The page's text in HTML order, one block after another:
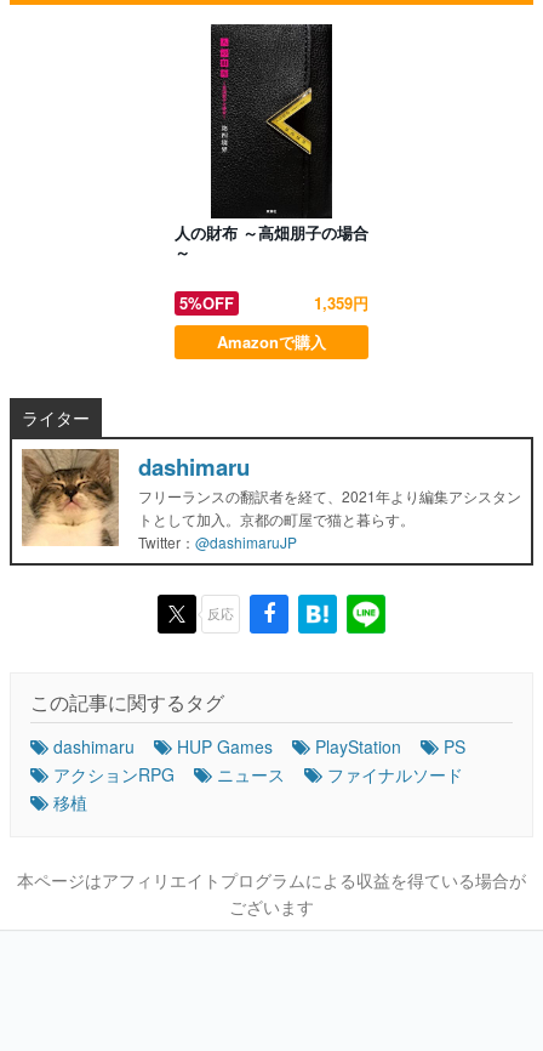
人の財布 ～高畑朋子の場合
～
5%OFF
1,359円
Amazonで購入
ライター
dashimaru
フリーランスの翻訳者を経て、2021年より編集アシスタン
トとして加入。京都の町屋で猫と暮らす。
Twitter： @dashimaruJP
反応
この記事に関するタグ
dashimaru HUP Games PlayStation
PS
アクションRPG
ニュース
ファイナルソード
移植
本ページはアフィリエイトプログラムによる収益を得ている場合が
ございます